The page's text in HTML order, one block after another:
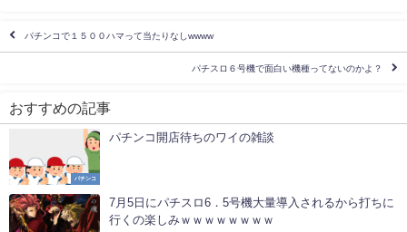
パチンコで１５００ハマって当たりなしwwww
パチスロ６号機で面白い機種ってないのかよ？
おすすめの記事
パチンコ
パチンコ開店待ちのワイの雑談
7月5日にパチスロ6．5号機大量導入されるから打ちに
行くの楽しみｗｗｗｗｗｗｗｗ